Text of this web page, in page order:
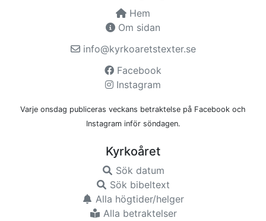
Hem
Om sidan
info@kyrkoaretstexter.se
Facebook
Instagram
Varje onsdag publiceras veckans betraktelse på Facebook och
Instagram inför söndagen.
Kyrkoåret
Sök datum
Sök bibeltext
Alla högtider/helger
Alla betraktelser